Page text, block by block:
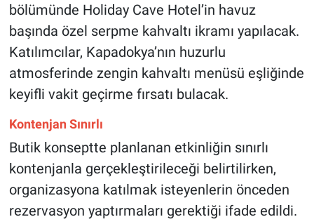
bölümünde Holiday Cave Hotel’in havuz
başında özel serpme kahvaltı ikramı yapılacak.
Katılımcılar, Kapadokya’nın huzurlu
atmosferinde zengin kahvaltı menüsü eşliğinde
keyifli vakit geçirme fırsatı bulacak.
Kontenjan Sınırlı
Butik konseptte planlanan etkinliğin sınırlı
kontenjanla gerçekleştirileceği belirtilirken,
organizasyona katılmak isteyenlerin önceden
rezervasyon yaptırmaları gerektiği ifade edildi.